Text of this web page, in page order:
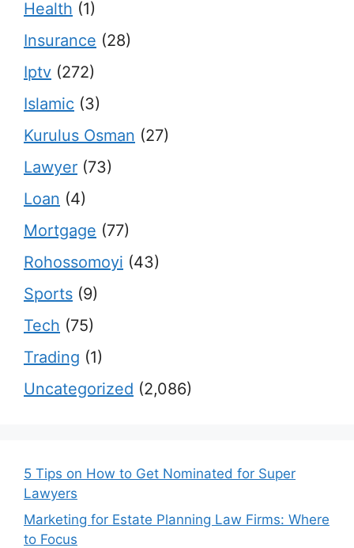
Health (1)
Insurance (28)
Iptv (272)
Islamic (3)
Kurulus Osman (27)
Lawyer (73)
Loan (4)
Mortgage (77)
Rohossomoyi (43)
Sports (9)
Tech (75)
Trading (1)
Uncategorized (2,086)
5 Tips on How to Get Nominated for Super
Lawyers
Marketing for Estate Planning Law Firms: Where
to Focus